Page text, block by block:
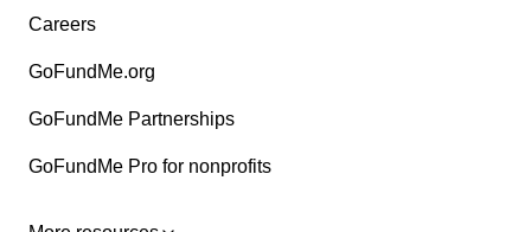
Careers
GoFundMe.org
GoFundMe Partnerships
GoFundMe Pro for nonprofits